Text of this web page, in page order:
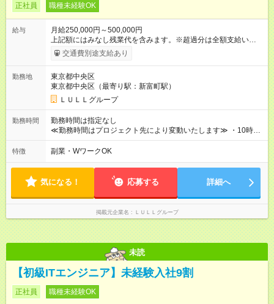
正社員 職種未経験OK
給与
月給250,000円～500,000円
上記額にはみなし残業代を含みます。※超過分は全額支給いたし
ます。 みなし残業代 21,675円／月 みなし残業時間 12時間／月 -
------------------------------------------------------- ≪経験者の方は以下と
万円～＋業績賞与＋交通費＋各種手当 ※固定残業代（30時間/6
万6，610円分）を含む。超過分は追加支給いたします 能力やス
キルを考慮し初任給を決定。経験者の方は前給考慮も可能で
す！ ◎昇給年1回（研修終了後） ◎賞与年2回（2月・8月）＋業
績賞与あり ◤スキルアップも、収入アップも。◢ 入社後の成長
や頑張りは、しっかり給与で還元しています。 実際にほぼ全員
上アップした社員も。 エンジニアへの還元率は業界高水準の
87％。 スキルを磨いた分だけ、収入アップも目指せる環境で
す！ 【試用期間】試用期間あり 試用期間の長さ：6ヶ月 ※ 雇用
形態と給与に、本採用時と異なる部分があります。 雇用形態：
中途採用（契約社員） 給与：月給 230,000円以上 上記額にはみ
なし残業代を含みます。※超過分は全額支給いたします。 みな
別途支給いたします ※研修期間中（最大12ヶ月間）も、試用期
交通費別途支給あり
勤務地
東京都中央区
東京都中央区（最寄り駅：新富町駅）
ＬＵＬＬグループ
勤務時間
勤務時間は指定なし
≪勤務時間はプロジェクト先により変動いたします≫ ・10時00
分～19時00分（休憩1時間） ・9時00分～18時00分（休憩1時
間） ＼平日夜も、ちゃんと「自分時間」がつくれます／ 残業は
やサウナなど、 趣味の時間を楽しむ社員も多くいます◎
特徴 副業・WワークOK
気になる！ 応募する 詳細へ
掲載元企業名 ＬＵＬＬグループ
未読
【初級ITエンジニア】未経験入社9割
正社員 職種未経験OK